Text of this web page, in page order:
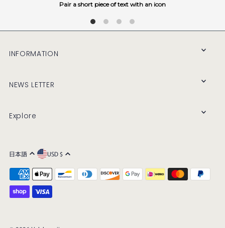
Pair a short piece of text with an icon
INFORMATION
NEWS LETTER
Explore
日本語 USD $